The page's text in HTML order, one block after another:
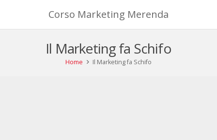
Corso Marketing Merenda
Il Marketing fa Schifo
Home Il Marketing fa Schifo